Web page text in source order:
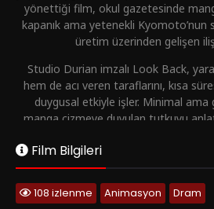
yönettiği film, okul gazetesinde
kapanık ama yetenekli
üretim üzerinden gelişen
Studio Durian imzalı Look Back,
hem de acı veren taraflarını, kısa
duygusal etkiyle işler. Minimal ama
manga çizmeye duyulan tutkuyu
anime dram, coming of age ve
sevenler için öne çıkan bir yapımdır.
izle, Look Back HD izle, Tatsuki
Look Back anime film full izle
Film Bilgileri
108 izlenme Animasyon
Dram